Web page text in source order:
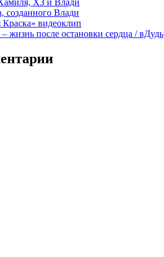
созданного Влади
Краска» видеоклип
жизнь после остановки сердца / вДудь